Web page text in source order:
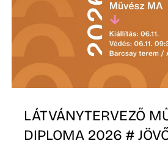
LÁTVÁNYTERVEZŐ
DIPLOMA 2026 #